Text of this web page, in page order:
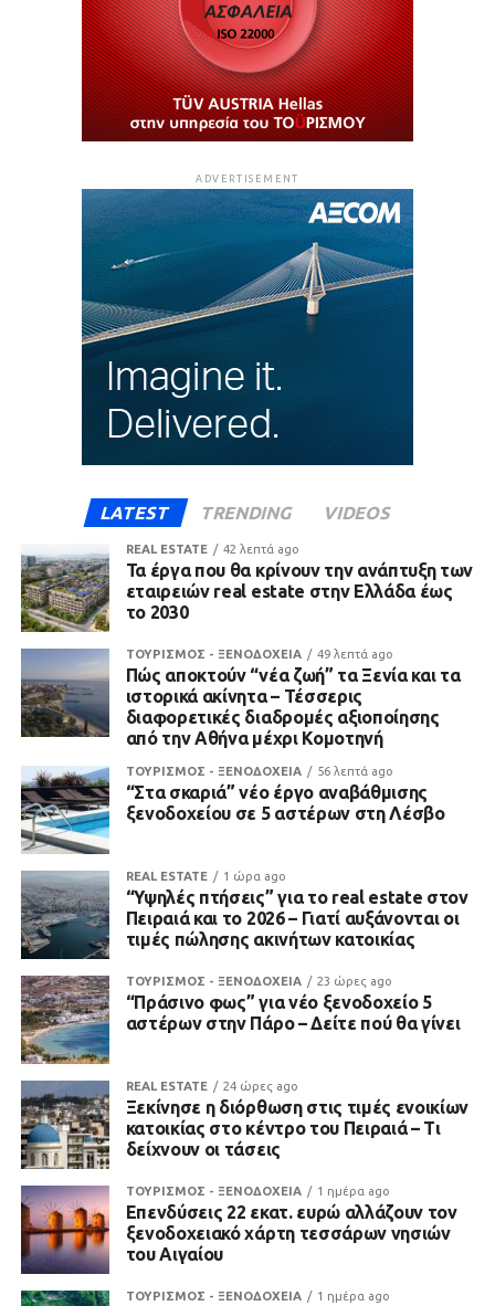
ADVERTISEMENT
LATEST TRENDING VIDEOS
REAL ESTATE 42 λεπτά ago
Τα έργα που θα κρίνουν την ανάπτυξη των
εταιρειών real estate στην Ελλάδα έως
το 2030
ΤΟΥΡΙΣΜΟΣ - ΞΕΝΟΔΟΧΕΙΑ 49 λεπτά ago
Πώς αποκτούν “νέα ζωή” τα Ξενία και τα
ιστορικά ακίνητα – Τέσσερις
διαφορετικές διαδρομές αξιοποίησης
από την Αθήνα μέχρι Κομοτηνή
ΤΟΥΡΙΣΜΟΣ - ΞΕΝΟΔΟΧΕΙΑ 56 λεπτά ago
“Στα σκαριά” νέο έργο αναβάθμισης
ξενοδοχείου σε 5 αστέρων στη Λέσβο
REAL ESTATE 1 ώρα ago
“Υψηλές πτήσεις” για το real estate στον
Πειραιά και το 2026 – Γιατί αυξάνονται οι
τιμές πώλησης ακινήτων κατοικίας
ΤΟΥΡΙΣΜΟΣ - ΞΕΝΟΔΟΧΕΙΑ 23 ώρες ago
“Πράσινο φως” για νέο ξενοδοχείο 5
αστέρων στην Πάρο – Δείτε πού θα γίνει
REAL ESTATE 24 ώρες ago
Ξεκίνησε η διόρθωση στις τιμές ενοικίων
κατοικίας στο κέντρο του Πειραιά – Τι
δείχνουν οι τάσεις
ΤΟΥΡΙΣΜΟΣ - ΞΕΝΟΔΟΧΕΙΑ 1 ημέρα ago
Επενδύσεις 22 εκατ. ευρώ αλλάζουν τον
ξενοδοχειακό χάρτη τεσσάρων νησιών
του Αιγαίου
ΤΟΥΡΙΣΜΟΣ - ΞΕΝΟΔΟΧΕΙΑ 1 ημέρα ago